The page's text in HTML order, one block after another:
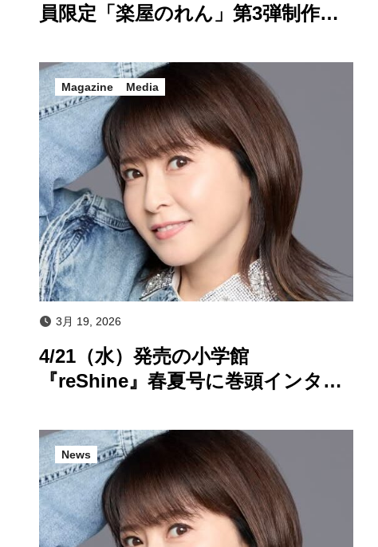
員限定「楽屋のれん」第3弾制作の
Magazine Media
3月 19, 2026
4/21（水）発売の小学館
『reShine』春夏号に巻頭インタビ
News